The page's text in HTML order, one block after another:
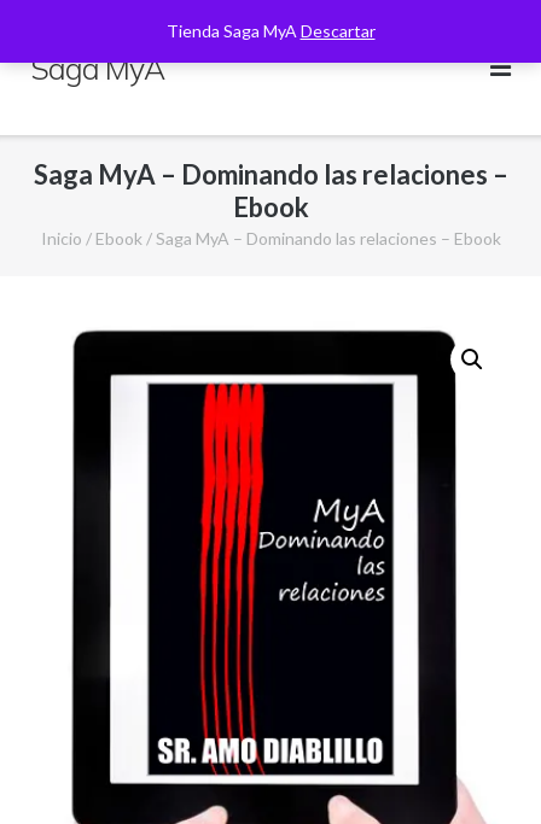
Tienda Saga MyA Descartar
contenido
Saga MyA
Saga MyA – Dominando las relaciones –
Ebook
Inicio / Ebook / Saga MyA – Dominando las relaciones – Ebook